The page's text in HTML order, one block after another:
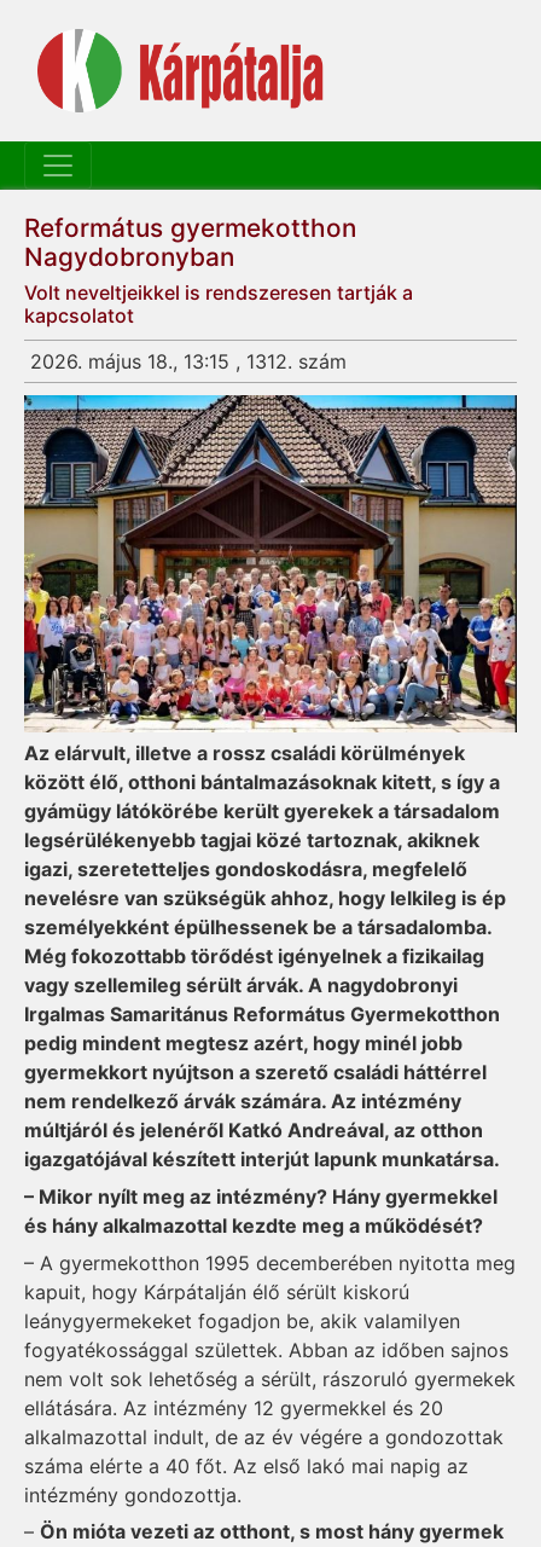
Református gyermekotthon
Nagydobronyban
Volt neveltjeikkel is rendszeresen tartják a
kapcsolatot
2026. május 18., 13:15 , 1312. szám
Az elárvult, illetve a rossz családi körülmények
között élő, otthoni bántalmazásoknak kitett, s így a
gyámügy látókörébe került gyerekek a társadalom
legsérülékenyebb tagjai közé tartoznak, akiknek
igazi, szeretetteljes gondoskodásra, megfelelő
nevelésre van szükségük ahhoz, hogy lelkileg is ép
személyekként épülhessenek be a társadalomba.
Még fokozottabb törődést igényelnek a fizikailag
vagy szellemileg sérült árvák. A nagydobronyi
Irgalmas Samaritánus Református Gyermekotthon
pedig mindent megtesz azért, hogy minél jobb
gyermekkort nyújtson a szerető családi háttérrel
nem rendelkező árvák számára. Az intézmény
múltjáról és jelenéről Katkó Andreával, az otthon
igazgatójával készített interjút lapunk munkatársa.
– Mikor nyílt meg az intézmény? Hány gyermekkel
és hány alkalmazottal kezdte meg a működését?
– A gyermekotthon 1995 decemberében nyitotta meg
kapuit, hogy Kárpátalján élő sérült kiskorú
leánygyermekeket fogadjon be, akik valamilyen
fogyatékossággal születtek. Abban az időben sajnos
nem volt sok lehetőség a sérült, rászoruló gyermekek
ellátására. Az intézmény 12 gyermekkel és 20
alkalmazottal indult, de az év végére a gondozottak
száma elérte a 40 főt. Az első lakó mai napig az
intézmény gondozottja.
– Ön mióta vezeti az otthont, s most hány gyermek